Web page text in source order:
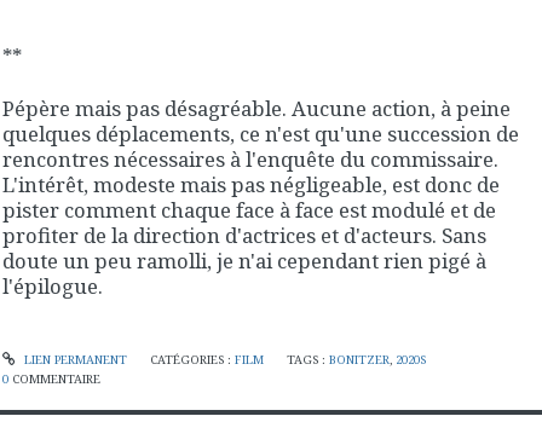
**
Pépère mais pas désagréable. Aucune action, à peine
quelques déplacements, ce n'est qu'une succession de
rencontres nécessaires à l'enquête du commissaire.
L'intérêt, modeste mais pas négligeable, est donc de
pister comment chaque face à face est modulé et de
profiter de la direction d'actrices et d'acteurs. Sans
doute un peu ramolli, je n'ai cependant rien pigé à
l'épilogue.
LIEN PERMANENT CATÉGORIES : FILM TAGS :BONITZER, 2020S
0 COMMENTAIRE